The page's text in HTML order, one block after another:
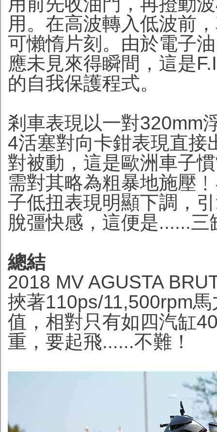
用。在高波轉入低波前
可懶惰片刻。由於電子
應未見來得瞬間，這是
的自我保護程式。
剎車表現以一對320mm
4活塞對向卡鉗表現直接
對被動，這是歐洲車子
需對其略為粗暴地施壓
子低扭表現明顯下調，
脫彊快感，這便是......三
總結
2018 MV AGUSTA
挾著110ps/11,500rpm
值，相對只有如四汽缸
重，要起飛......不難！